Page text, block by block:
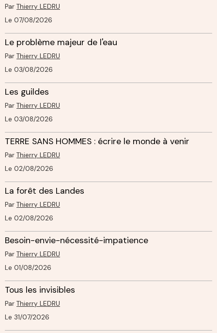
Par Thierry LEDRU
Le 07/08/2026
Le problème majeur de l'eau
Par Thierry LEDRU
Le 03/08/2026
Les guildes
Par Thierry LEDRU
Le 03/08/2026
TERRE SANS HOMMES : écrire le monde à venir
Par Thierry LEDRU
Le 02/08/2026
La forêt des Landes
Par Thierry LEDRU
Le 02/08/2026
Besoin-envie-nécessité-impatience
Par Thierry LEDRU
Le 01/08/2026
Tous les invisibles
Par Thierry LEDRU
Le 31/07/2026